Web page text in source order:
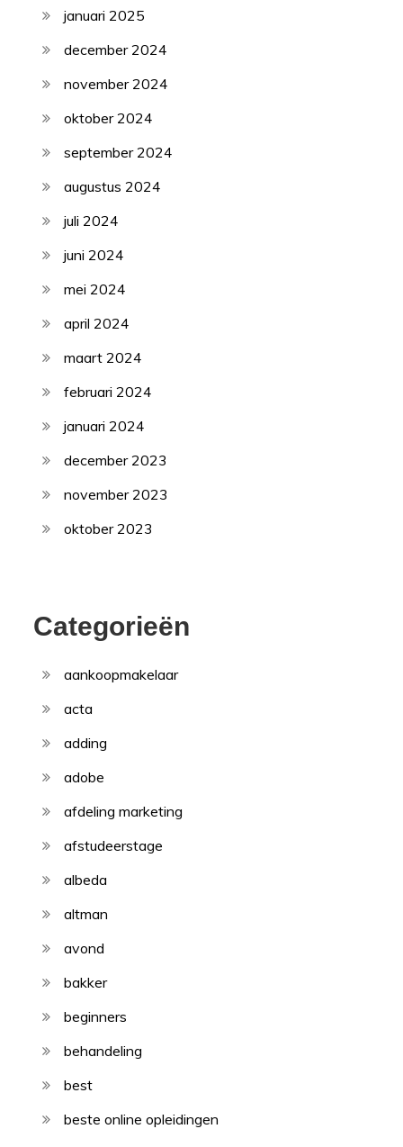
januari 2025
december 2024
november 2024
oktober 2024
september 2024
augustus 2024
juli 2024
juni 2024
mei 2024
april 2024
maart 2024
februari 2024
januari 2024
december 2023
november 2023
oktober 2023
Categorieën
aankoopmakelaar
acta
adding
adobe
afdeling marketing
afstudeerstage
albeda
altman
avond
bakker
beginners
behandeling
best
beste online opleidingen